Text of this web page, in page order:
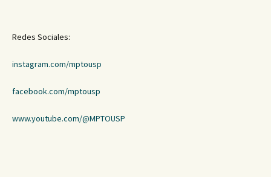
Redes Sociales:
instagram.com/mptousp
facebook.com/mptousp
www.youtube.com/@MPTOUSP